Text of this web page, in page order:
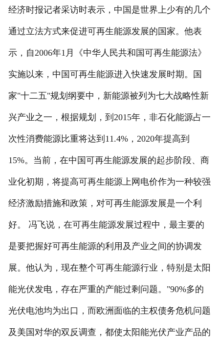
经济时报记者采访时表示，中国是世界上少有的几个
通过立法方式来促进可再生能源发展的国家。他表
示，自2006年1月《中华人民共和国可再生能源法》
实施以来，中国可再生能源进入快速发展时期。国
家"十二五"规划纲要中，新能源被列为七大战略性新
兴产业之一，根据规划，到2015年，非石化能源占一
次性消费能源比重将达到11.4%，2020年提高到
15%。当前，在中国可再生能源发展的起步阶段、商
业化初期，将提高可再生能源上网电价作为一种较强
经济激励措施和政策，对可再生能源发展是一个利
好。 冯飞说，在可再生能源发展过程中，最主要的
是要把握好可再生能源的利用及产业之间的协调发
展。他认为，现在整个可再生能源行业，特别是太阳
能光伏发电，存在严重的产能过剩问题。"90%多的
光伏电池均为出口，而欧洲面临的主权债务危机问题
及美国对华的双反调查，都使太阳能光伏产业产品的